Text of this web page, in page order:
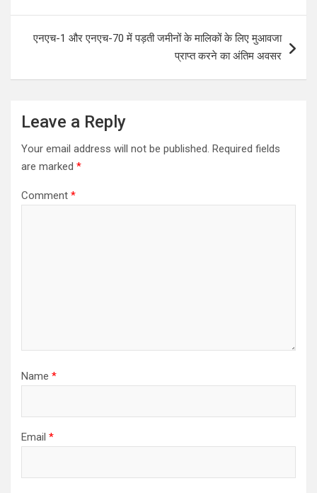
p
k
एनएच-1 और एनएच-70 में पड़ती जमीनों के मालिकों के लिए मुआवजा
प्राप्त करने का अंतिम अवसर
Leave a Reply
Your email address will not be published. Required fields
are marked *
Comment *
Name *
Email *